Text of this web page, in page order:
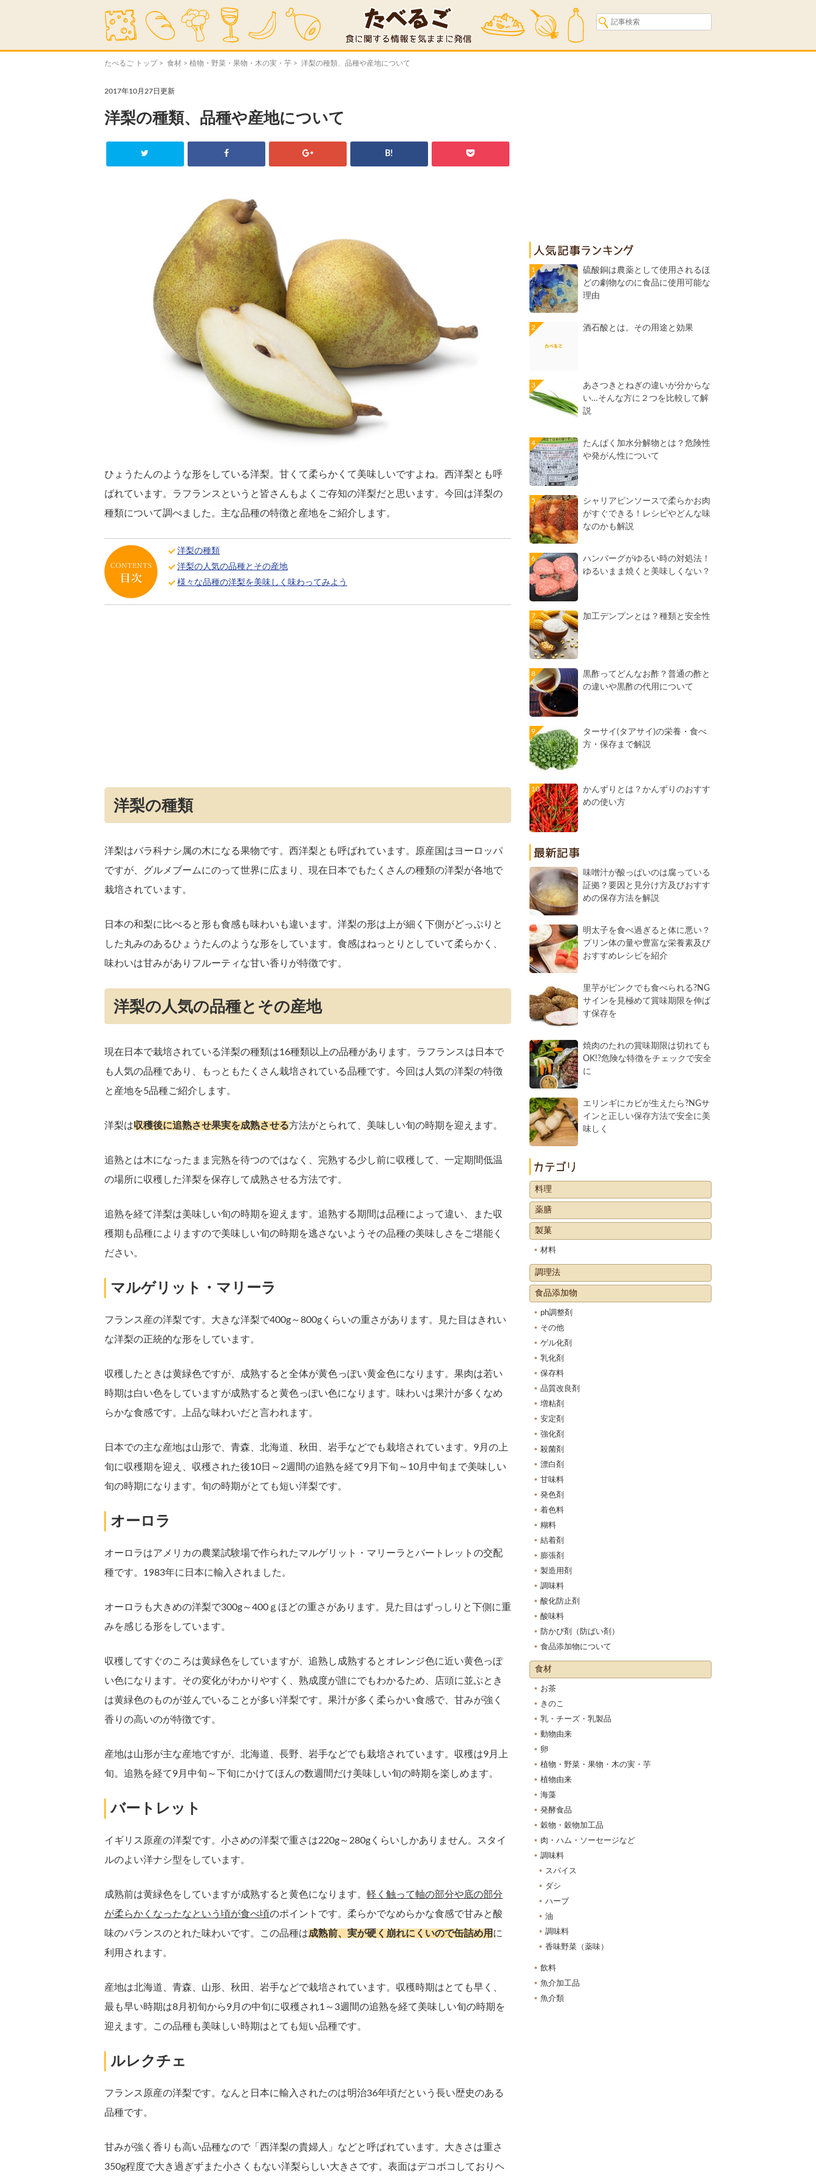
たべるご トップ> 食材 > 植物・野菜・果物・木の実・芋 > 洋梨の種類、品種や産地について
2017年10月27日更新
洋梨の種類、品種や産地について
B!
ひょうたんのような形をしている洋梨。甘くて柔らかくて美味しいですよね。西洋梨とも呼
ばれています。ラフランスというと皆さんもよくご存知の洋梨だと思います。今回は洋梨の
種類について調べました。主な品種の特徴と産地をご紹介します。
洋梨の種類
洋梨の人気の品種とその産地
様々な品種の洋梨を美味しく味わってみよう
洋梨の種類
洋梨はバラ科ナシ属の木になる果物です。西洋梨とも呼ばれています。原産国はヨーロッパ
ですが、グルメブームにのって世界に広まり、現在日本でもたくさんの種類の洋梨が各地で
栽培されています。
日本の和梨に比べると形も食感も味わいも違います。洋梨の形は上が細く下側がどっぷりと
した丸みのあるひょうたんのような形をしています。食感はねっとりとしていて柔らかく、
味わいは甘みがありフルーティな甘い香りが特徴です。
洋梨の人気の品種とその産地
現在日本で栽培されている洋梨の種類は16種類以上の品種があります。ラフランスは日本で
も人気の品種であり、もっともたくさん栽培されている品種です。今回は人気の洋梨の特徴
と産地を5品種ご紹介します。
洋梨は収穫後に追熟させ果実を成熟させる方法がとられて、美味しい旬の時期を迎えます。
追熟とは木になったまま完熟を待つのではなく、完熟する少し前に収穫して、一定期間低温
の場所に収穫した洋梨を保存して成熟させる方法です。
追熟を経て洋梨は美味しい旬の時期を迎えます。追熟する期間は品種によって違い、また収
穫期も品種によりますので美味しい旬の時期を逃さないようその品種の美味しさをご堪能く
ださい。
マルゲリット・マリーラ
フランス産の洋梨です。大きな洋梨で400g～800gくらいの重さがあります。見た目はきれい
な洋梨の正統的な形をしています。
収穫したときは黄緑色ですが、成熟すると全体が黄色っぽい黄金色になります。果肉は若い
時期は白い色をしていますが成熟すると黄色っぽい色になります。味わいは果汁が多くなめ
らかな食感です。上品な味わいだと言われます。
日本での主な産地は山形で、青森、北海道、秋田、岩手などでも栽培されています。9月の上
旬に収穫期を迎え、収穫された後10日～2週間の追熟を経て9月下旬～10月中旬まで美味しい
旬の時期になります。旬の時期がとても短い洋梨です。
オーロラ
オーロラはアメリカの農業試験場で作られたマルゲリット・マリーラとバートレットの交配
種です。1983年に日本に輸入されました。
オーロラも大きめの洋梨で300g～400ｇほどの重さがあります。見た目はずっしりと下側に重
みを感じる形をしています。
収穫してすぐのころは黄緑色をしていますが、追熟し成熟するとオレンジ色に近い黄色っぽ
い色になります。その変化がわかりやすく、熟成度が誰にでもわかるため、店頭に並ぶとき
は黄緑色のものが並んでいることが多い洋梨です。果汁が多く柔らかい食感で、甘みが強く
香りの高いのが特徴です。
産地は山形が主な産地ですが、北海道、長野、岩手などでも栽培されています。収穫は9月上
旬。追熟を経て9月中旬～下旬にかけてほんの数週間だけ美味しい旬の時期を楽しめます。
バートレット
イギリス原産の洋梨です。小さめの洋梨で重さは220g～280gくらいしかありません。スタイ
ルのよい洋ナシ型をしています。
成熟前は黄緑色をしていますが成熟すると黄色になります。 軽く触って軸の部分や底の部分
が柔らかくなったなという頃が食べ頃のポイントです。柔らかでなめらかな食感で甘みと酸
味のバランスのとれた味わいです。この品種は成熟前、実が硬く崩れにくいので缶詰め用 に
利用されます。
産地は北海道、青森、山形、秋田、岩手などで栽培されています。収穫時期はとても早く、
最も早い時期は8月初旬から9月の中旬に収穫され1～3週間の追熟を経て美味しい旬の時期を
迎えます。この品種も美味しい時期はとても短い品種です。
ルレクチェ
フランス原産の洋梨です。なんと日本に輸入されたのは明治36年頃だという長い歴史のある
品種です。
甘みが強く香りも高い品種なので「西洋梨の貴婦人」などと呼ばれています。大きさは重さ
350g程度で大き過ぎずまた小さくもない洋梨らしい大きさです。表面はデコボコしておりヘ
硫酸銅は農薬として使用されるほ
どの劇物なのに食品に使用可能な
理由
酒石酸とは。その用途と効果
あさつきとねぎの違いが分からな
い…そんな方に２つを比較して解
説
たんぱく加水分解物とは？危険性
や発がん性について
シャリアピンソースで柔らかお肉
がすぐできる！レシピやどんな味
なのかも解説
ハンバーグがゆるい時の対処法！
ゆるいまま焼くと美味しくない？
加工デンプンとは？種類と安全性
黒酢ってどんなお酢？普通の酢と
の違いや黒酢の代用について
ターサイ(タアサイ)の栄養・食べ
方・保存まで解説
かんずりとは？かんずりのおすす
めの使い方
味噌汁が酸っぱいのは腐っている
証拠？要因と見分け方及びおすす
めの保存方法を解説
明太子を食べ過ぎると体に悪い？
プリン体の量や豊富な栄養素及び
おすすめレシピを紹介
里芋がピンクでも食べられる?NG
サインを見極めて賞味期限を伸ば
す保存を
焼肉のたれの賞味期限は切れても
OK!?危険な特徴をチェックで安全
に
エリンギにカビが生えたら?NGサ
インと正しい保存方法で安全に美
味しく
料理
薬膳
製菓
材料
調理法
食品添加物
ph調整剤
その他
ゲル化剤
乳化剤
保存料
品質改良剤
増粘剤
安定剤
強化剤
殺菌剤
漂白剤
甘味料
発色剤
着色料
糊料
結着剤
膨張剤
製造用剤
調味料
酸化防止剤
酸味料
防かび剤（防ばい剤）
食品添加物について
食材
お茶
きのこ
乳・チーズ・乳製品
動物由来
卵
植物・野菜・果物・木の実・芋
植物由来
海藻
発酵食品
穀物・穀物加工品
肉・ハム・ソーセージなど
調味料
スパイス
ダシ
ハーブ
油
調味料
香味野菜（薬味）
飲料
魚介加工品
魚介類